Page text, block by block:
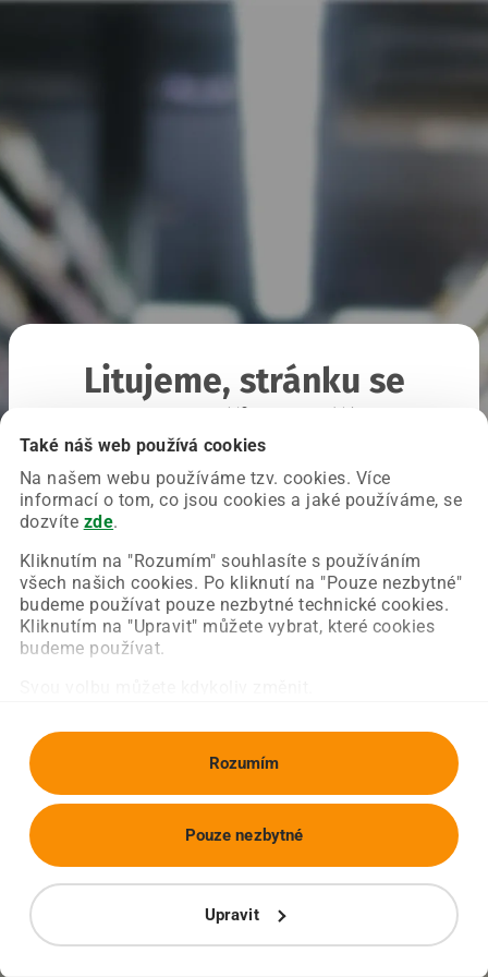
Také náš web používá cookies
Na našem webu používáme tzv. cookies. Více
informací o tom, co jsou cookies a jaké používáme, se
dozvíte zde.
Kliknutím na "Rozumím" souhlasíte s používáním
všech našich cookies. Po kliknutí na "Pouze nezbytné"
budeme používat pouze nezbytné technické cookies.
Kliknutím na "Upravit" můžete vybrat, které cookies
budeme používat.
Rozumím
Upravit
Pouze nezbytné
Litujeme, stránku se
Chyba nastala na naší straně a už ji opravujeme.
Zkuste prosím znovu načíst požadovanou stránku.
Obnovit stránku Úvodní strana